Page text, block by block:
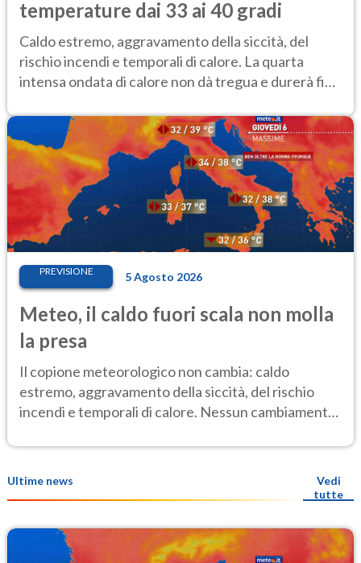
temperature dai 33 ai 40 gradi
Caldo estremo, aggravamento della siccità, del
rischio incendi e temporali di calore. La quarta
intensa ondata di calore non dà tregua e durerà fino
PREVISIONE 5 Agosto 2026
Meteo, il caldo fuori scala non molla
la presa
Il copione meteorologico non cambia: caldo
estremo, aggravamento della siccità, del rischio
incendi e temporali di calore. Nessun cambiamento
Ultime news
Vedi
tutte